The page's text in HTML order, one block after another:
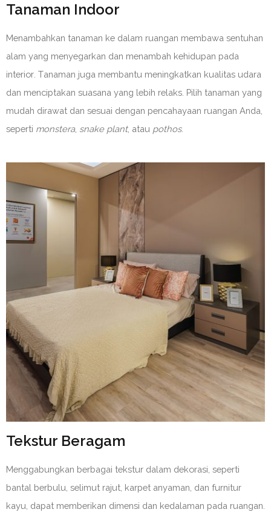
Tanaman Indoor
Menambahkan tanaman ke dalam ruangan membawa sentuhan
alam yang menyegarkan dan menambah kehidupan pada
interior. Tanaman juga membantu meningkatkan kualitas udara
dan menciptakan suasana yang lebih relaks. Pilih tanaman yang
mudah dirawat dan sesuai dengan pencahayaan ruangan Anda,
seperti monstera, snake plant, atau pothos.
Tekstur Beragam
Menggabungkan berbagai tekstur dalam dekorasi, seperti
bantal berbulu, selimut rajut, karpet anyaman, dan furnitur
kayu, dapat memberikan dimensi dan kedalaman pada ruangan.